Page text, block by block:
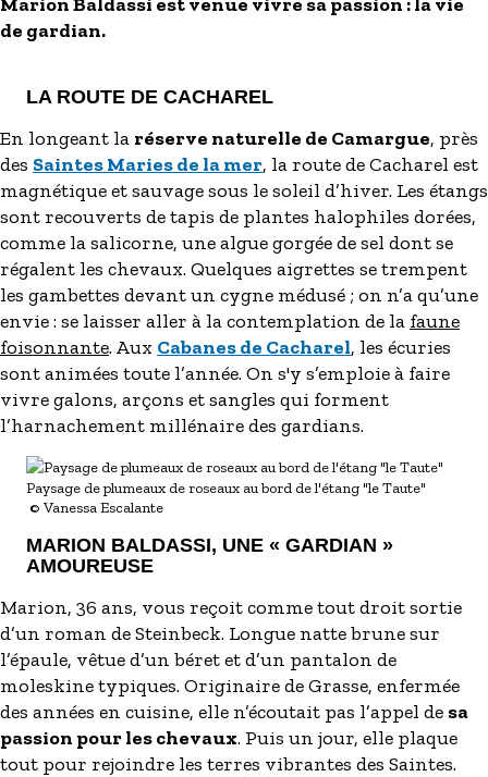
de gardian.
LA ROUTE DE CACHAREL
En longeant la réserve naturelle de Camargue, près
des Saintes Maries de la mer, la route de Cacharel est
magnétique et sauvage sous le soleil d’hiver. Les étangs
sont recouverts de tapis de plantes halophiles dorées,
comme la salicorne, une algue gorgée de sel dont se
régalent les chevaux. Quelques aigrettes se trempent
les gambettes devant un cygne médusé ; on n’a qu’une
envie : se laisser aller à la contemplation de la faune
foisonnante. Aux Cabanes de Cacharel, les écuries
sont animées toute l’année. On s'y s’emploie à faire
vivre galons, arçons et sangles qui forment
l’harnachement millénaire des gardians.
Paysage de plumeaux de roseaux au bord de l'étang "le Taute"
© Vanessa Escalante
MARION BALDASSI, UNE « GARDIAN »
AMOUREUSE
Marion, 36 ans, vous reçoit comme tout droit sortie
d’un roman de Steinbeck. Longue natte brune sur
l’épaule, vêtue d’un béret et d’un pantalon de
moleskine typiques. Originaire de Grasse, enfermée
des années en cuisine, elle n’écoutait pas l’appel de sa
passion pour les chevaux. Puis un jour, elle plaque
tout pour rejoindre les terres vibrantes des Saintes.